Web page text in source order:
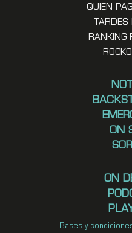
QUIEN
RANKING
ON
ON
Bases y